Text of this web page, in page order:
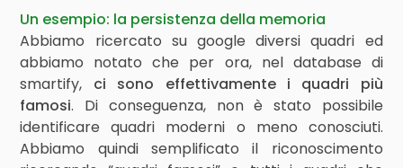
Un esempio: la persistenza della memoria
Abbiamo ricercato su google diversi quadri ed
abbiamo notato che per ora, nel database di
smartify, ci sono effettivamente i quadri più
famosi. Di conseguenza, non è stato possibile
identificare quadri moderni o meno conosciuti.
Abbiamo quindi semplificato il riconoscimento